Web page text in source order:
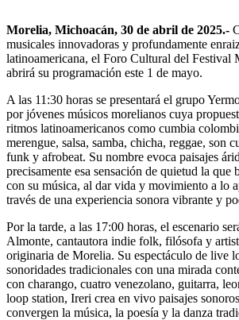
Morelia, Michoacán, 30 de abril de 2025.-
musicales innovadoras y profundamente
latinoamericana, el Foro Cultural del Festival
abrirá su programación este 1 de mayo.
A las 11:30 horas se presentará el grupo
por jóvenes músicos morelianos cuya
ritmos latinoamericanos como cumbia
merengue, salsa, samba, chicha, reggae, son
funk y afrobeat. Su nombre evoca paisajes
precisamente esa sensación de quietud la que
con su música, al dar vida y movimiento a lo
través de una experiencia sonora vibrante y
Por la tarde, a las 17:00 horas, el escenario
Almonte, cantautora indie folk, filósofa y
originaria de Morelia. Su espectáculo de live
sonoridades tradicionales con una mirada
con charango, cuatro venezolano, guitarra,
loop station, Ireri crea en vivo paisajes
convergen la música, la poesía y la danza